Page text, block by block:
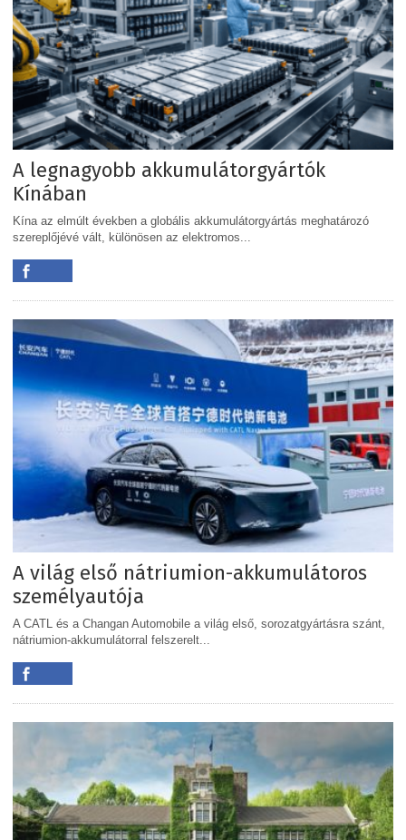
A legnagyobb akkumulátorgyártók
Kínában
Kína az elmúlt években a globális akkumulátorgyártás meghatározó
szereplőjévé vált, különösen az elektromos...
A világ első nátriumion-akkumulátoros
személyautója
A CATL és a Changan Automobile a világ első, sorozatgyártásra szánt,
nátriumion-akkumulátorral felszerelt...